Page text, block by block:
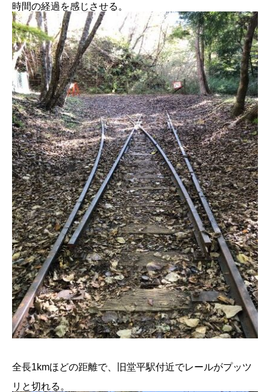
時間の経過を感じさせる。
全長1kmほどの距離で、旧堂平駅付近でレールがプッツ
リと切れる。